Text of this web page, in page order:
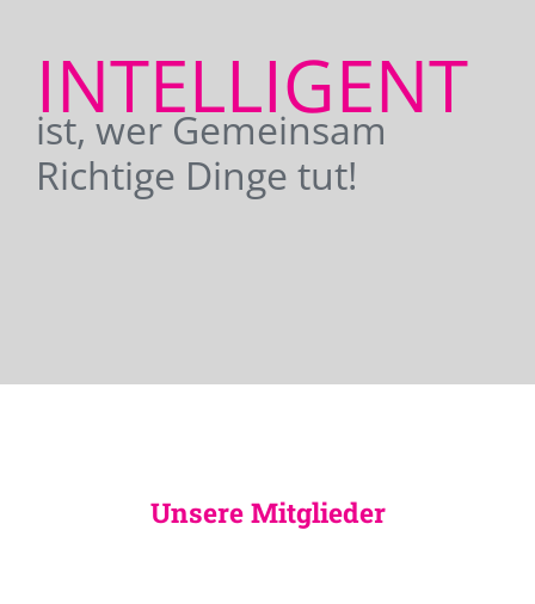
INTELLIGENT
ist, wer Gemeinsam
Richtige Dinge tut!
Unsere Mitglieder